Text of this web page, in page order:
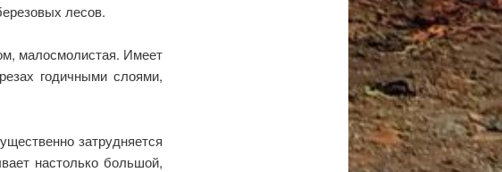
лесов.
малосмолистая. Имеет
годичными слоями,
затрудняется
настолько большой,